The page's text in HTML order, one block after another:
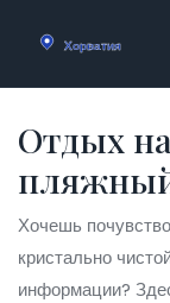
Отдых
Хочешь
кристально
информации?